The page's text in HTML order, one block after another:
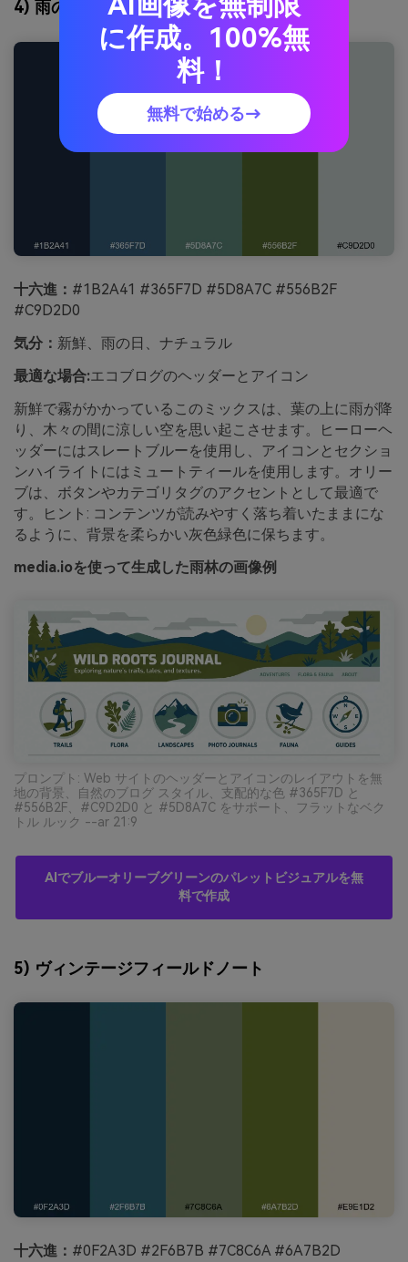
4) 雨の木立
十六進： #1B2A41 #365F7D #5D8A7C #556B2F
#C9D2D0
気分： 新鮮、雨の日、ナチュラル
最適な場合:エコブログのヘッダーとアイコン
新鮮で霧がかかっているこのミックスは、葉の上に雨が降
り、木々の間に涼しい空を思い起こさせます。ヒーローヘ
ッダーにはスレートブルーを使用し、アイコンとセクショ
ンハイライトにはミュートティールを使用します。オリー
ブは、ボタンやカテゴリタグのアクセントとして最適で
す。ヒント: コンテンツが読みやすく落ち着いたままにな
るように、背景を柔らかい灰色緑色に保ちます。
media.ioを使って生成した雨林の画像例
プロンプト: Web サイトのヘッダーとアイコンのレイアウトを無
地の背景、自然のブログ スタイル、支配的な色 #365F7D と
#556B2F、#C9D2D0 と #5D8A7C をサポート、フラットなベク
トル ルック --ar 21:9
AIでブルーオリーブグリーンのパレットビジュアルを無
料で作成
5) ヴィンテージフィールドノート
十六進： #0F2A3D #2F6B7B #7C8C6A #6A7B2D
に作成。100%無
料！
無料で始める→